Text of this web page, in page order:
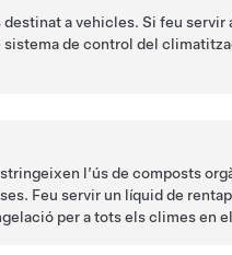
a vehicles. Si feu
de control del
l’ús de composts
Feu servir un líquid de
per a tots els climes en